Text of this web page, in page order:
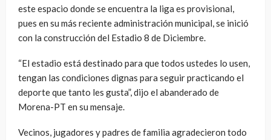
este espacio donde se encuentra la liga es provisional,
pues en su más reciente administración municipal, se inició
con la construcción del Estadio 8 de Diciembre.
“El estadio está destinado para que todos ustedes lo usen,
tengan las condiciones dignas para seguir practicando el
deporte que tanto les gusta”, dijo el abanderado de
Morena-PT en su mensaje.
Vecinos, jugadores y padres de familia agradecieron todo